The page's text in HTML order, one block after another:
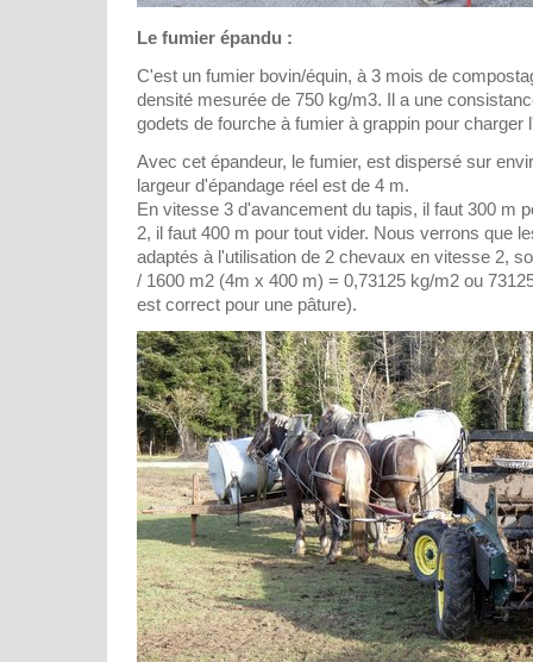
Le fumier épandu :
C'est un fumier bovin/équin, à 3 mois de
densité mesurée de 750 kg/m3. Il a une
godets de fourche à fumier à grappin pour charger
Avec cet épandeur, le fumier, est dispersé sur
largeur d'épandage réel est de 4 m.
En vitesse 3 d'avancement du tapis, il faut 300 m
2, il faut 400 m pour tout vider. Nous verrons que
adaptés à l'utilisation de 2 chevaux en vitesse 2,
/ 1600 m2 (4m x 400 m) = 0,73125 kg/m2 ou
est correct pour une pâture).